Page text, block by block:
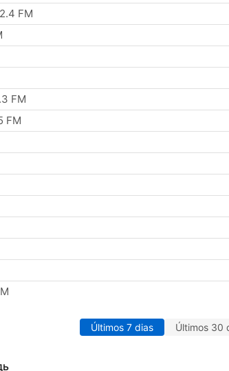
FM
FM
FM
Últimos 7 dias Últimos 30